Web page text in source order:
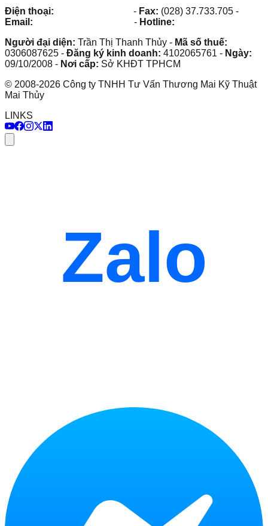
Điện thoại:
- Fax: (028) 37.733.705 -
Email:
- Hotline:
Người đại diện: Trần Thị Thanh Thủy - Mã số thuế:
0306087625 - Đăng ký kinh doanh: 4102065761 - Ngày:
09/10/2008 - Nơi cấp: Sở KHĐT TPHCM
© 2008-2026 Công ty TNHH Tư Vấn Thương Mai Kỹ Thuật
Mai Thủy
LINKS
Zalo